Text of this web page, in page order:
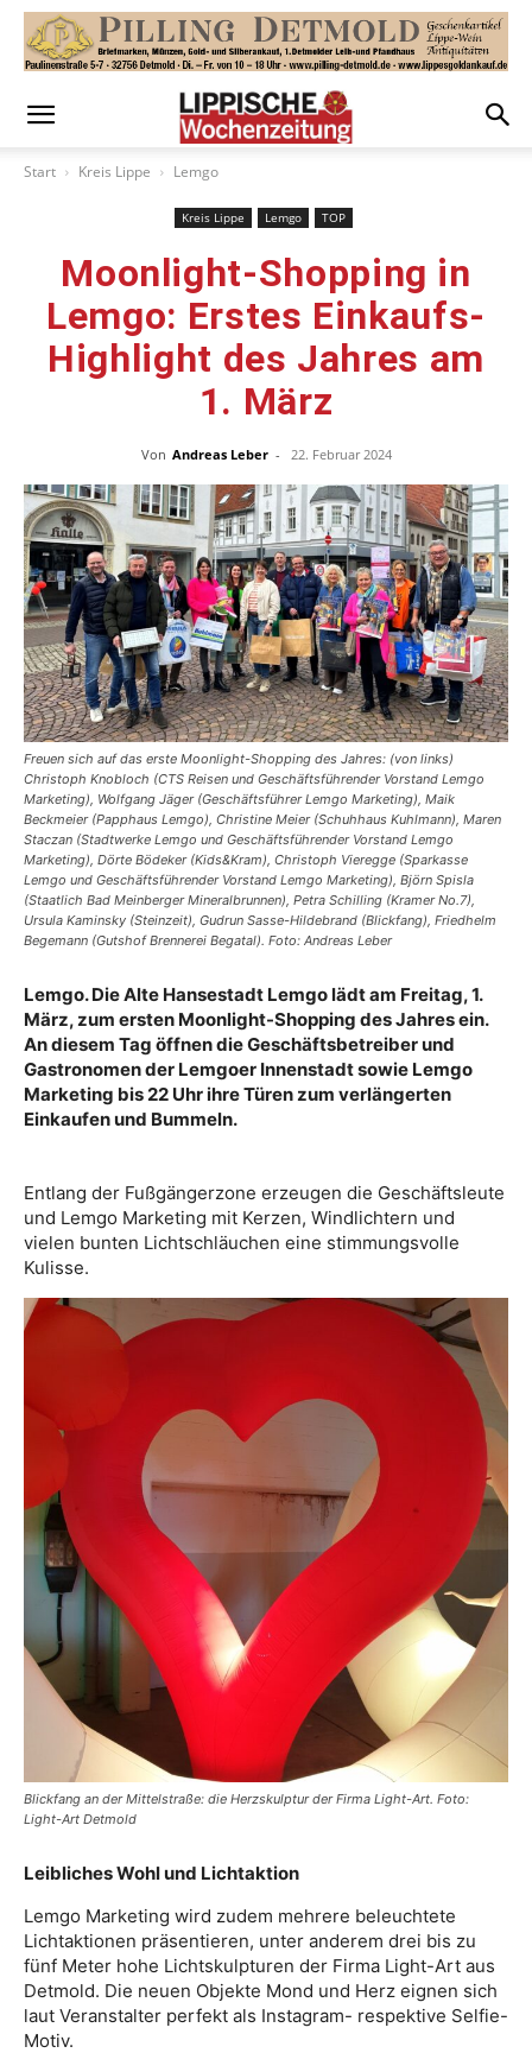
Start Kreis Lippe Lemgo
Kreis Lippe Lemgo TOP
Moonlight-Shopping in
Lemgo: Erstes Einkaufs-
Highlight des Jahres am
1. März
Von Andreas Leber - 22. Februar 2024
Freuen sich auf das erste Moonlight-Shopping des Jahres: (von links)
Christoph Knobloch (CTS Reisen und Geschäftsführender Vorstand Lemgo
Marketing), Wolfgang Jäger (Geschäftsführer Lemgo Marketing), Maik
Beckmeier (Papphaus Lemgo), Christine Meier (Schuhhaus Kuhlmann), Maren
Staczan (Stadtwerke Lemgo und Geschäftsführender Vorstand Lemgo
Marketing), Dörte Bödeker (Kids&Kram), Christoph Vieregge (Sparkasse
Lemgo und Geschäftsführender Vorstand Lemgo Marketing), Björn Spisla
(Staatlich Bad Meinberger Mineralbrunnen), Petra Schilling (Kramer No.7),
Ursula Kaminsky (Steinzeit), Gudrun Sasse-Hildebrand (Blickfang), Friedhelm
Begemann (Gutshof Brennerei Begatal). Foto: Andreas Leber
Lemgo. Die Alte Hansestadt Lemgo lädt am Freitag, 1.
März, zum ersten Moonlight-Shopping des Jahres ein.
An diesem Tag öffnen die Geschäftsbetreiber und
Gastronomen der Lemgoer Innenstadt sowie Lemgo
Marketing bis 22 Uhr ihre Türen zum verlängerten
Einkaufen und Bummeln.
Entlang der Fußgängerzone erzeugen die Geschäftsleute
und Lemgo Marketing mit Kerzen, Windlichtern und
vielen bunten Lichtschläuchen eine stimmungsvolle
Kulisse.
Blickfang an der Mittelstraße: die Herzskulptur der Firma Light-Art. Foto:
Light-Art Detmold
Leibliches Wohl und Lichtaktion
Lemgo Marketing wird zudem mehrere beleuchtete
Lichtaktionen präsentieren, unter anderem drei bis zu
fünf Meter hohe Lichtskulpturen der Firma Light-Art aus
Detmold. Die neuen Objekte Mond und Herz eignen sich
laut Veranstalter perfekt als Instagram- respektive Selfie-
Motiv.